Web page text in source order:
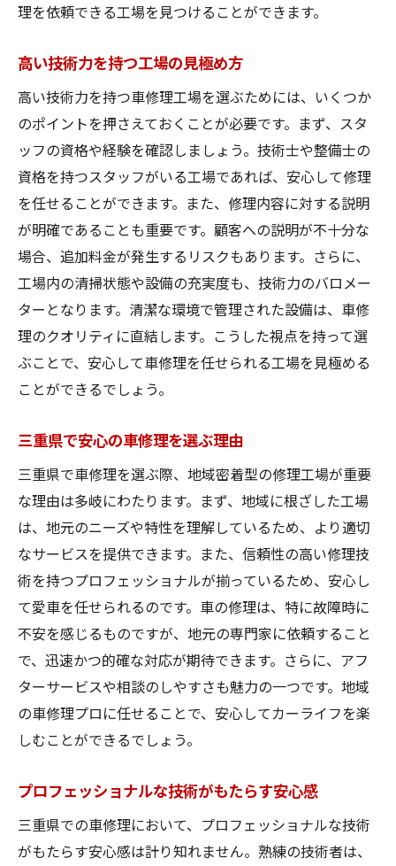
理を依頼できる工場を見つけることができます。
高い技術力を持つ工場の見極め方
高い技術力を持つ車修理工場を選ぶためには、いくつか
のポイントを押さえておくことが必要です。まず、スタ
ッフの資格や経験を確認しましょう。技術士や整備士の
資格を持つスタッフがいる工場であれば、安心して修理
を任せることができます。また、修理内容に対する説明
が明確であることも重要です。顧客への説明が不十分な
場合、追加料金が発生するリスクもあります。さらに、
工場内の清掃状態や設備の充実度も、技術力のバロメー
ターとなります。清潔な環境で管理された設備は、車修
理のクオリティに直結します。こうした視点を持って選
ぶことで、安心して車修理を任せられる工場を見極める
ことができるでしょう。
三重県で安心の車修理を選ぶ理由
三重県で車修理を選ぶ際、地域密着型の修理工場が重要
な理由は多岐にわたります。まず、地域に根ざした工場
は、地元のニーズや特性を理解しているため、より適切
なサービスを提供できます。また、信頼性の高い修理技
術を持つプロフェッショナルが揃っているため、安心し
て愛車を任せられるのです。車の修理は、特に故障時に
不安を感じるものですが、地元の専門家に依頼すること
で、迅速かつ的確な対応が期待できます。さらに、アフ
ターサービスや相談のしやすさも魅力の一つです。地域
の車修理プロに任せることで、安心してカーライフを楽
しむことができるでしょう。
プロフェッショナルな技術がもたらす安心感
三重県での車修理において、プロフェッショナルな技術
がもたらす安心感は計り知れません。熟練の技術者は、